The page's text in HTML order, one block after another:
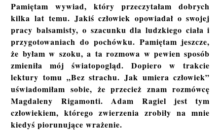
Pamiętam wywiad, który przeczytałam dobrych
kilka lat temu. Jakiś człowiek opowiadał o swojej
pracy balsamisty, o szacunku dla ludzkiego ciała i
przygotowaniach do pochówku. Pamiętam jeszcze,
że byłam w szoku, a ta rozmowa w pewien sposób
zmieniła mój światopogląd. Dopiero w trakcie
lektury tomu „Bez strachu. Jak umiera człowiek”
uświadomiłam sobie, że przecież znam rozmówcę
Magdaleny Rigamonti. Adam Ragiel jest tym
człowiekiem, którego zwierzenia zrobiły na mnie
kiedyś piorunujące wrażenie.